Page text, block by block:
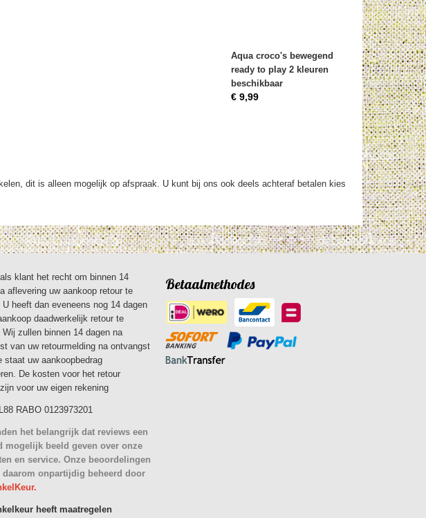
Aqua croco's bewegend
ready to play 2 kleuren
beschikbaar
€ 9,99
dit is alleen mogelijk op afspraak. U kunt bij ons ook deels achteraf betalen kies
klant het recht om binnen 14
aflevering uw aankoop retour te
U heeft dan eveneens nog 14 dagen
daadwerkelijk retour te
Wij zullen binnen 14 dagen na
van uw retourmelding na ontvangst
staat uw aankoopbedrag
De kosten voor het retour
voor uw eigen rekening
RABO 0123973201
het belangrijk dat reviews een
mogelijk beeld geven over onze
en service. Onze beoordelingen
daarom onpartijdig beheerd door
heeft maatregelen
Betaalmethodes